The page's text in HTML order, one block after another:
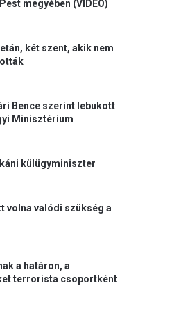
megyében (VIDEÓ)
két szent, akik nem
Bence szerint lebukott
Minisztérium
külügyminiszter
volna valódi szükség a
a határon, a
terrorista csoportként